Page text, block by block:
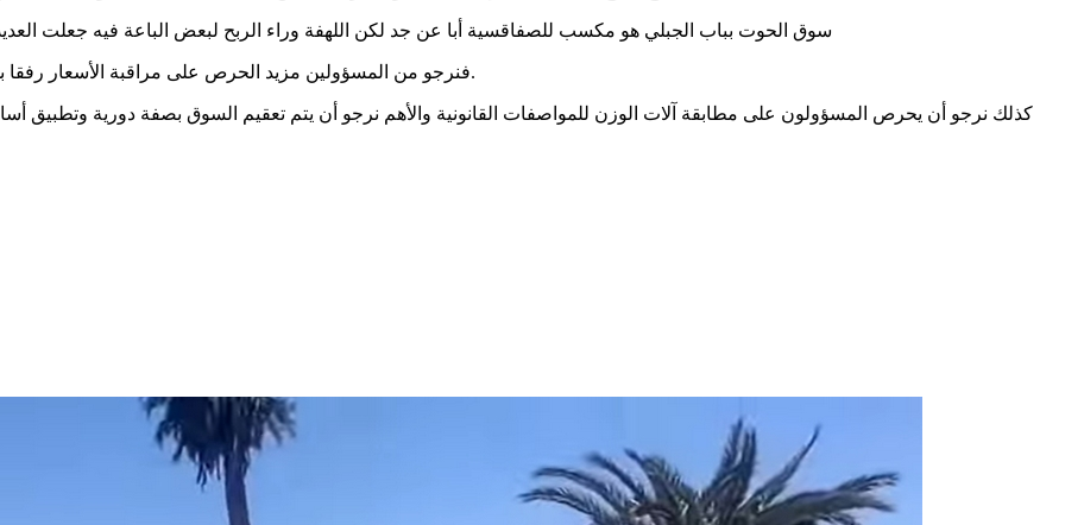
سوق الحوت بباب الجبلي هو مكسب للصفاقسية أبا عن جد لكن اللهفة وراء الربح لبعض الباعة فيه جعلت
فنرجو من المسؤولين مزيد الحرص على مراقبة الأسعار رفقا بجيب الصفاقسي خاصة في هذا الظرف الحساس الذي تعيشه البلاد.
كذلك نرجو أن يحرص المسؤولون على مطابقة آلات الوزن للمواصفات القانونية والأهم نرجو أن يتم تعقيم السوق بصفة دورية وتطبيق